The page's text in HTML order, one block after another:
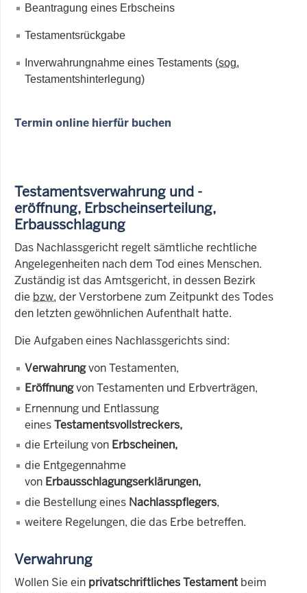
Beantragung eines Erbscheins
Testamentsrückgabe
Inverwahrungnahme eines Testaments (sog.
Testamentshinterlegung)
Termin online hierfür buchen
Testamentsverwahrung und -
eröffnung, Erbscheinserteilung,
Erbausschlagung
Das Nachlassgericht regelt sämtliche rechtliche
Angelegenheiten nach dem Tod eines Menschen.
Zuständig ist das Amtsgericht, in dessen Bezirk
die bzw. der Verstorbene zum Zeitpunkt des Todes
den letzten gewöhnlichen Aufenthalt hatte.
Die Aufgaben eines Nachlassgerichts sind:
Verwahrungvon Testamenten,
Eröffnungvon Testamenten und Erbverträgen,
Ernennung und Entlassung
einesTestamentsvollstreckers,
die Erteilung von Erbscheinen,
die Entgegennahme
von Erbausschlagungserklärungen,
die Bestellung eines Nachlasspflegers,
weitere Regelungen, die das Erbe betreffen.
Verwahrung
Wollen Sie ein privatschriftliches Testament beim